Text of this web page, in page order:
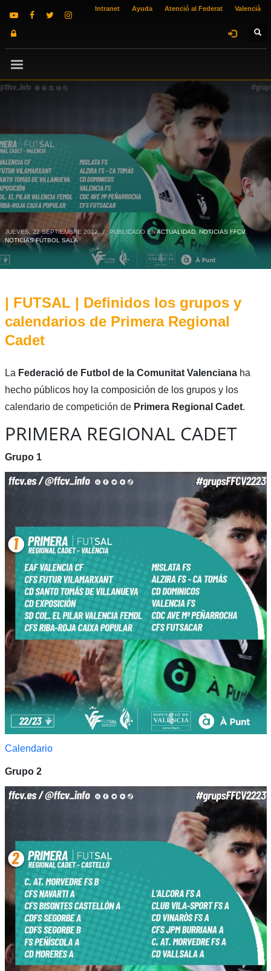
Intranet Ayuda Atenció al Federat Valencià
JUEVES, 22 SEPTIEMBRE 2022 / PUBLICADO ENACTUALIDAD, NOTICIAS FFCV,
NOTICIAS FÚTBOL SALA
| FUTSAL | Definidos los grupos y
calendarios de Primera Regional
Cadet
La Federació de Futbol de la Comunitat Valencianaha
hecho públicos hoy la composición de los grupos y los
calendario de competición de Primera Regional Cadet.
PRIMERA REGIONAL CADET
Grupo 1
Calendario
Grupo 2